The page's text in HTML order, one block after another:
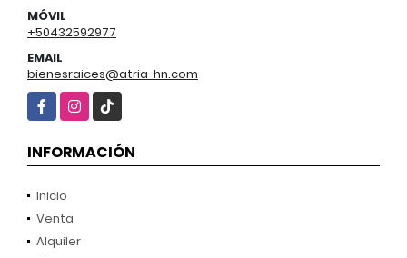
MÓVIL
+50432592977
EMAIL
bienesraices@atria-hn.com
FacebookInstagram
TikTok
INFORMACIÓN
Inicio
Venta
Alquiler